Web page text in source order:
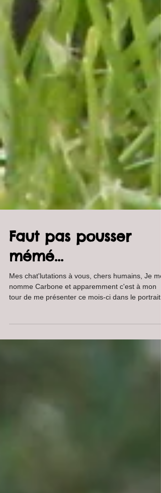
Faut pas pousser
mémé...
nomme Carbone et apparemment c'est à mon